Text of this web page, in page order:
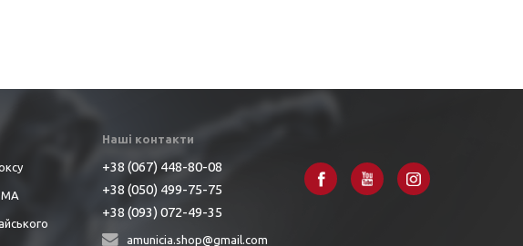
Наші контакти
+38 (067) 448-80-08
+38 (050) 499-75-75
+38 (093) 072-49-35
amunicia.shop@gmail.com